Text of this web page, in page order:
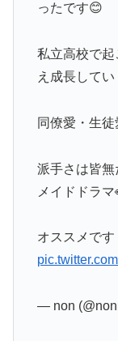
ったです😊
私立高校で
え成長して
同僚愛・生徒
派手さは皆
メイドドラマ
オススメです
— non